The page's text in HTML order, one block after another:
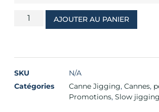
AJOUTER AU PANIER
SKU
N/A
Catégories
Canne Jigging, Cannes,
Promotions, Slow jigging